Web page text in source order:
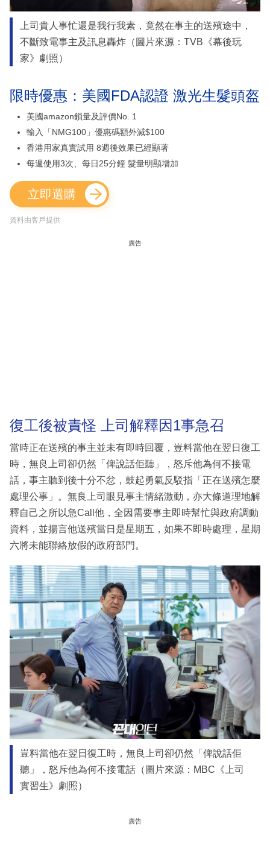
上司貴人事忙還是我行我素，竟然在事主的送殯途中，
不斷致電事主及訊息轟炸（圖片來源：TVB《幕後玩
家》劇照）
限時優惠：美國FDA認證 激光生髮頭盔
美國amazon鎖量及評價No. 1
輸入「NMG100」優惠碼額外減$100
香港用家真實試用 8週後效果已經顯著
每週使用3次、每日25分鐘 髮量明顯增加
立即選購
資料由客戶提供
廣告
復工後被責怪 上司解釋因1事急召
當時正在送殯的事主並未有即時回覆，豈料當他在翌日復工
時，無良上司卻仍然「俾說話佢聽」，怒斥他為何不接電
話，事主聽到後十分不忿，鼓起勇氣反駁指「正在送殯怎麼
處理公事」。無良上司眼見事主情緒激動，亦大條道理地解
釋自己之所以急Call他，全因需要事主即時幫忙與政府調動
資料，並揚言他送殯當日是星期五，如果不即時處理，星期
六將未能聯絡放假的政府部門。
豈料當他在翌日復工時，無良上司卻仍然「俾說話佢
聽」，怒斥他為何不接電話（圖片來源：MBC《上司
實習生》劇照）
廣告